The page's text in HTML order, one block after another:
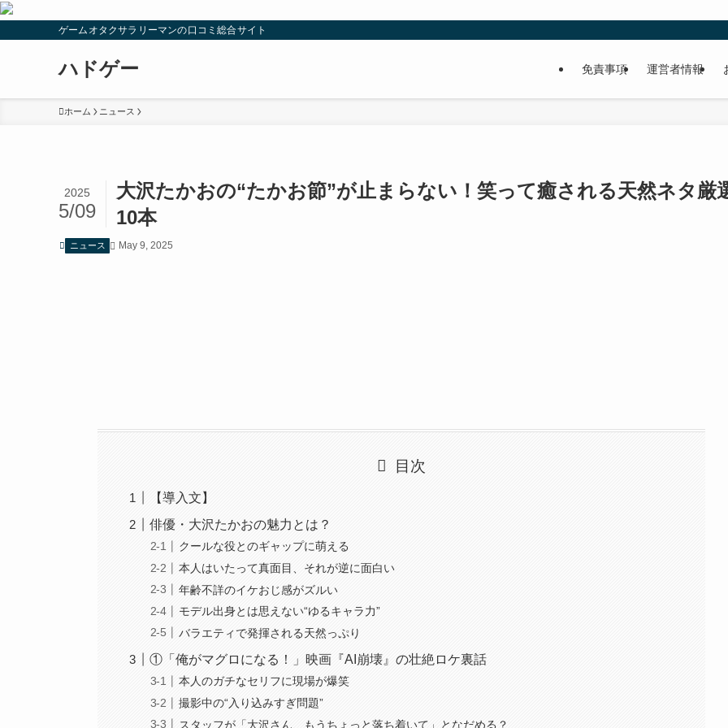
ゲームオタクサラリーマンの口コミ総合サイト
ハドゲー 免責事項 運営者情報
ホーム ニュース
大沢たかおの“たかお節”が止まらない！笑って癒される天然ネタ厳
10本
2025
5/09
ニュース May 9, 2025
目次
【導入文】
俳優・大沢たかおの魅力とは？
クールな役とのギャップに萌える
本人はいたって真面目、それが逆に面白い
年齢不詳のイケおじ感がズルい
モデル出身とは思えない“ゆるキャラ力”
バラエティで発揮される天然っぷり
①「俺がマグロになる！」映画『AI崩壊』の壮絶ロケ裏話
本人のガチなセリフに現場が爆笑
撮影中の“入り込みすぎ問題”
スタッフが「大沢さん、もうちょっと落ち着いて」となだめる？